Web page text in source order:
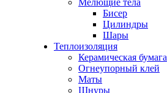
Мелющие тела
Бисер
Цилиндры
Шары
Теплоизоляция
Керамическая бумага
Огнеупорный клей
Маты
Шнуры